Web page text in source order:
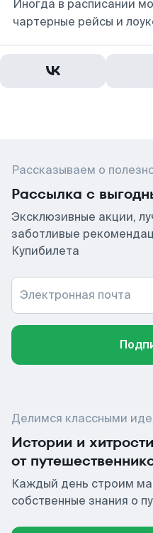
Иногда в расписании
чартерные рейсы и
Рассказываем о
Рассылка с
Эксклюзивные акции,
заботливые
Купибилета
Электронная почта
Делимся классными
Истории и хитрости
от
Каждый день строим
собственные знания о